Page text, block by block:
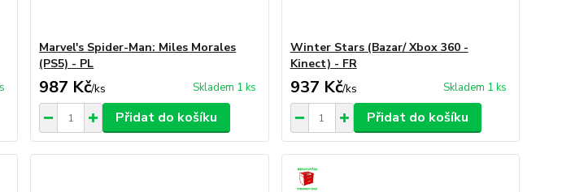
Marvel's Spider-Man: Miles Morales
(PS5) - PL
987 Kč/ks Skladem 1 ks
Přidat do košíku
Winter Stars (Bazar/ Xbox 360 -
Kinect) - FR
937 Kč/ks Skladem 1 ks
Přidat do košíku